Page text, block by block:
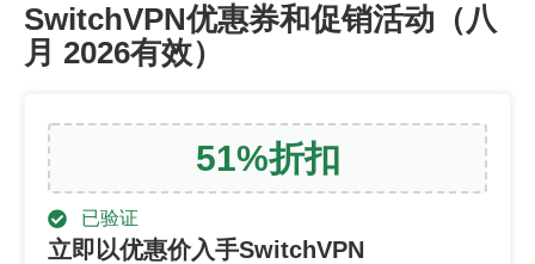
SwitchVPN优惠券和促销活动（八
月 2026有效）
51%折扣
已验证
立即以优惠价入手SwitchVPN